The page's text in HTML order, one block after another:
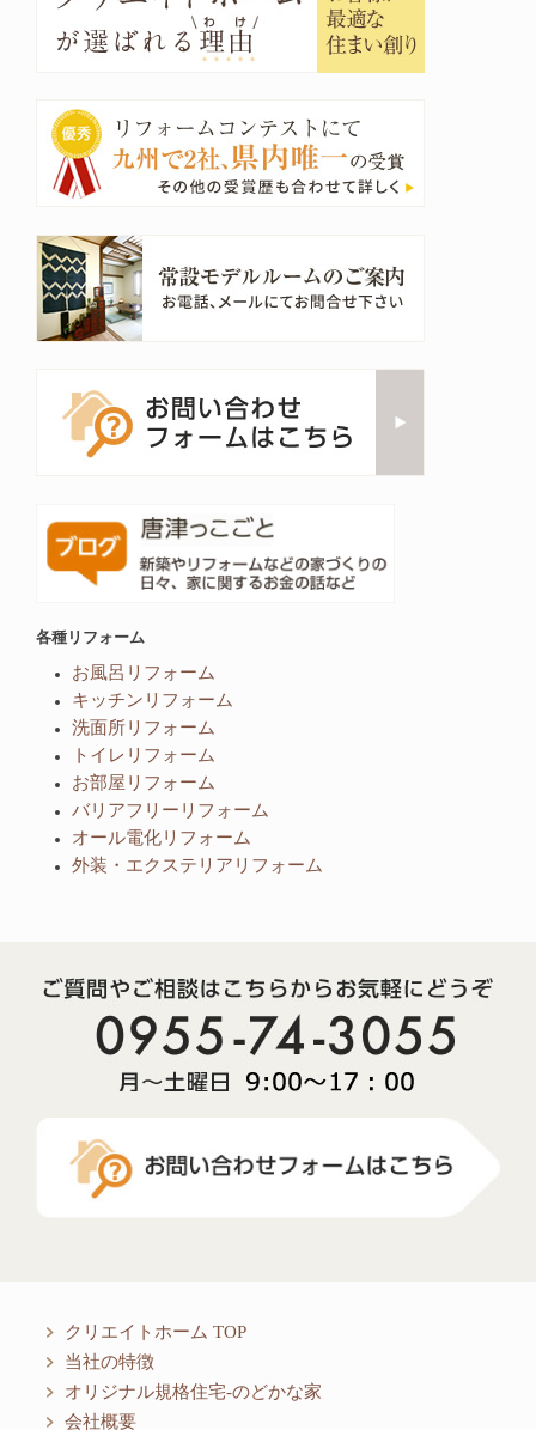
各種リフォーム
お風呂リフォーム
キッチンリフォーム
洗面所リフォーム
トイレリフォーム
お部屋リフォーム
バリアフリーリフォーム
オール電化リフォーム
外装・エクステリアリフォーム
クリエイトホーム TOP
当社の特徴
オリジナル規格住宅-のどかな家
会社概要